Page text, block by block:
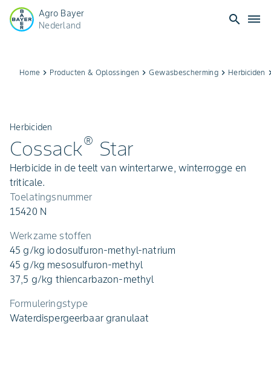
Agro Bayer
Nederland
search dehaze
Home keyboard_arrow_right Producten & Oplossingen keyboard_arrow_rightGewasbescherming keyboard_arrow_right Herbiciden
Herbiciden
Cossack® Star
Herbicide in de teelt van wintertarwe, winterrogge en
triticale.
Toelatingsnummer
15420 N
Werkzame stoffen
45 g/kg iodosulfuron-methyl-natrium
45 g/kg mesosulfuron-methyl
37,5 g/kg thiencarbazon-methyl
Formuleringstype
Waterdispergeerbaar granulaat